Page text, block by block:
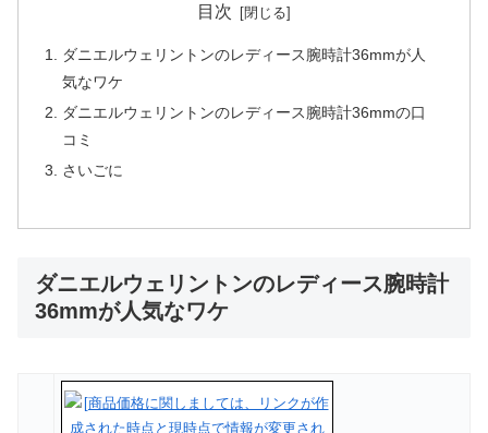
目次
ダニエルウェリントンのレディース腕時計36mmが人
気なワケ
ダニエルウェリントンのレディース腕時計36mmの口
コミ
さいごに
ダニエルウェリントンのレディース腕時計
36mmが人気なワケ